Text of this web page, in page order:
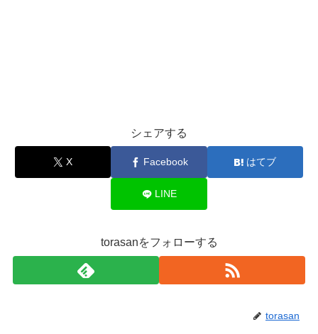
シェアする
X Facebook はてブ
LINE
torasanをフォローする
torasan